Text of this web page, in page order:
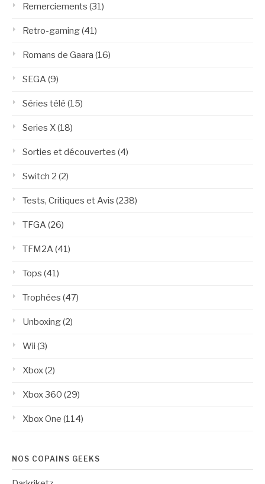
Remerciements (31)
Retro-gaming(41)
Romans de Gaara (16)
SEGA(9)
Séries télé (15)
Series X(18)
Sorties et découvertes (4)
Switch 2 (2)
Tests, Critiques et Avis (238)
TFGA(26)
TFM2A(41)
Tops (41)
Trophées (47)
Unboxing(2)
Wii (3)
Xbox(2)
Xbox 360 (29)
Xbox One (114)
NOS COPAINS GEEKS